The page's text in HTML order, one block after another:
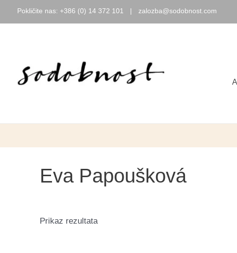
Pokličite nas: +386 (0) 14 372 101 | zalozba@sodobnost.com
Eva Papoušková
Prikaz rezultata